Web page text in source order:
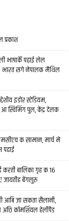
प्रकाश
भाषाकेँ पढ़ाई लेल
: भारत संगे नेपालक मैथिल
इंडोर स्‍टेडि‍यम,
स्विमिंग पुल, केंद्र देलक
क सामान, मार्च मे
पढाई
बालिका गृह क 16
जायतीह बेंगलुरु
आबि जा सकता सैलानी,
अछि कॉमर्शियल हेलीपैड